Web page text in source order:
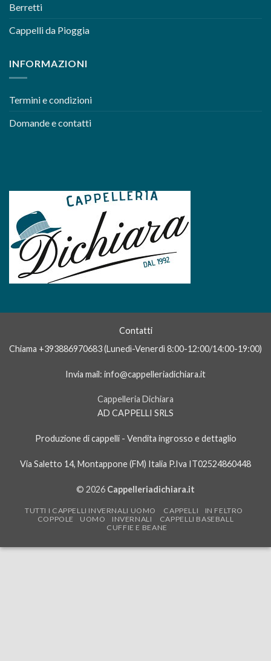
Berretti
Cappelli da Pioggia
INFORMAZIONI
Termini e condizioni
Domande e contatti
Contatti
Chiama +393886970683 (Lunedì-Venerdì 8:00-12:00/14:00-19:00)
Invia mail: info@cappelleriadichiara.it
Cappelleria Dichiara
AD CAPPELLI SRLS
Produzione di cappelli - Vendita ingrosso e dettaglio
Via Saletto 14, Montappone (FM) Italia P.Iva IT02524860448
© 2026 Cappelleriadichiara.it
TUTTI I CAPPELLI INVERNALI UOMO
CAPPELLI IN FELTRO
COPPOLE UOMO INVERNALI
CAPPELLI BASEBALL
CUFFIE E BEANE